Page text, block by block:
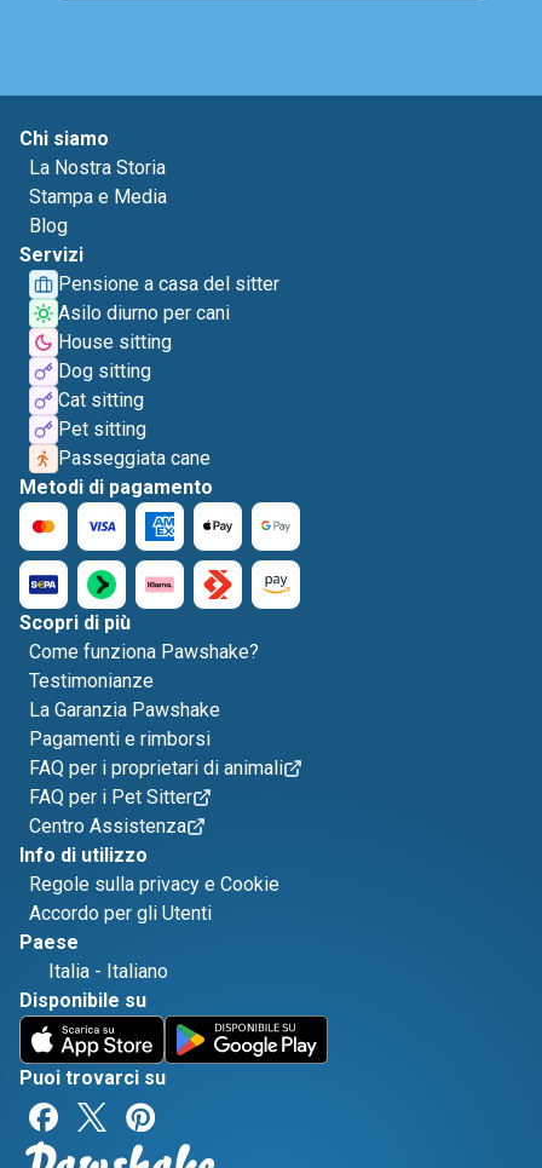
Chi siamo
La Nostra Storia
Stampa e Media
Blog
Servizi
Pensione a casa del sitter
Asilo diurno per cani
House sitting
Dog sitting
Cat sitting
Pet sitting
Passeggiata cane
Metodi di pagamento
Scopri di più
Come funziona Pawshake?
Testimonianze
La Garanzia Pawshake
Pagamenti e rimborsi
FAQ per i proprietari di animali
FAQ per i Pet Sitter
Centro Assistenza
Info di utilizzo
Regole sulla privacy e Cookie
Accordo per gli Utenti
Paese
Italia - Italiano
Disponibile su
Puoi trovarci su